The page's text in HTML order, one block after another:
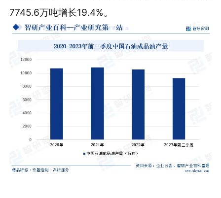
7745.6万吨增长19.4%。